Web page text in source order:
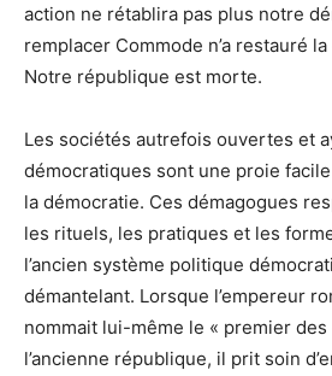
action ne rétablira pas plus notre
remplacer Commode n’a restauré
Notre république est morte.
Les sociétés autrefois ouvertes et
démocratiques sont une proie
la démocratie. Ces démagogues
les rituels, les pratiques et les
l’ancien système politique
démantelant. Lorsque l’empereur
nommait lui-même le « premier
l’ancienne république, il prit soin